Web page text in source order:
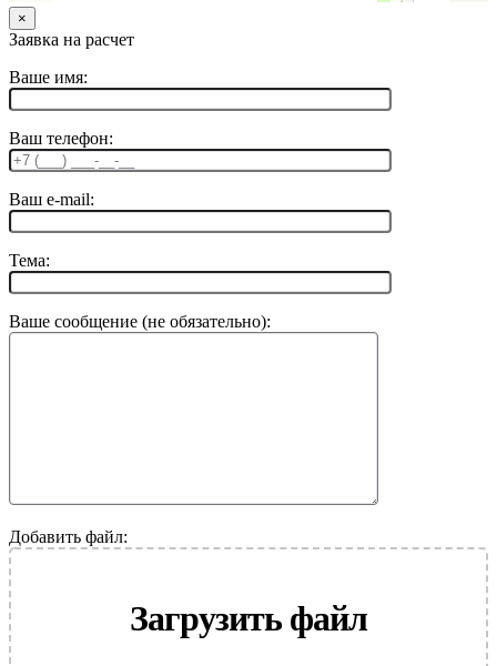
×
Заявка на расчет
Ваше имя:
Ваш телефон:
Ваш e-mail:
Тема:
Ваше сообщение (не обязательно):
Добавить файл:
Загрузить файл